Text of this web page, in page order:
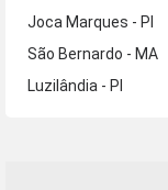
Joca Marques - PI
São Bernardo - MA
Luzilândia - PI